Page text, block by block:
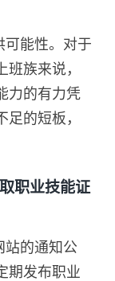
能性。对于
族来说，
力的有力凭
的短板，
职业技能证
的通知公
期发布职业